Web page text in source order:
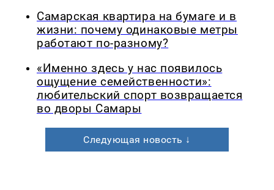
Самарская квартира на бумаге и в
жизни: почему одинаковые метры
работают по-разному?
«Именно здесь у нас появилось
ощущение семейственности»:
любительский спорт возвращается
во дворы Самары
Следующая новость ↓